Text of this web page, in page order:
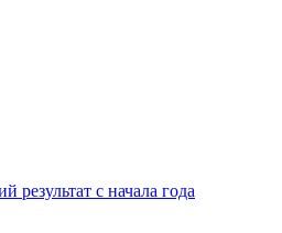
результат с начала года